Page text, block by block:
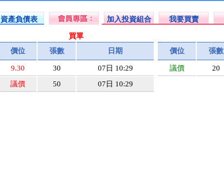
資產負債表 加入投資組合 我要買賣
買單
價位
張數 日期
9.30 30
07日 10:29
議價
50 07日 10:29
價位
張數
議價 20